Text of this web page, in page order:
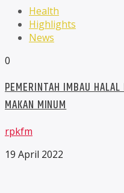
Health
Highlights
News
0
PEMERINTAH IMBAU
MAKAN MINUM
rpkfm
19 April 2022